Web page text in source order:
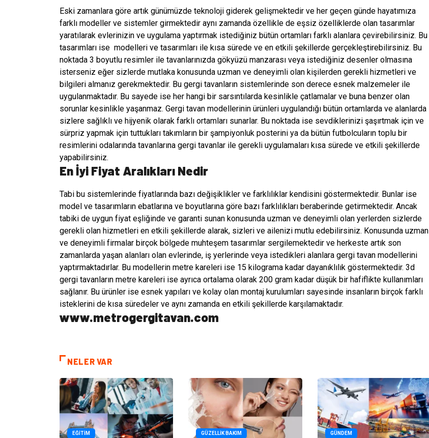
Eski zamanlara göre artık günümüzde teknoloji giderek gelişmektedir ve her geçen günde hayatımıza
farklı modeller ve sistemler girmektedir aynı zamanda özellikle de eşsiz özelliklerde olan tasarımlar
yaratılarak evlerinizin ve uygulama yaptırmak istediğiniz bütün ortamları farklı alanlara çevirebilirsiniz. Bu
tasarımları ise modelleri ve tasarımları ile kısa sürede ve en etkili şekillerde gerçekleştirebilirsiniz. Bu
noktada 3 boyutlu resimler ile tavanlarınızda gökyüzü manzarası veya istediğiniz desenler olmasına
isterseniz eğer sizlerde mutlaka konusunda uzman ve deneyimli olan kişilerden gerekli hizmetleri ve
bilgileri almanız gerekmektedir. Bu gergi tavanların sistemlerinde son derece esnek malzemeler ile
uygulanmaktadır. Bu sayede ise her hangi bir sarsıntılarda kesinlikle çatlamalar ve buna benzer olan
sorunlar kesinlikle yaşanmaz. Gergi tavan modellerinin ürünleri uygulandığı bütün ortamlarda ve alanlarda
sizlere sağlıklı ve hijyenik olarak farklı ortamları sunarlar. Bu noktada ise sevdiklerinizi şaşırtmak için ve
sürpriz yapmak için tuttukları takımların bir şampiyonluk posterini ya da bütün futbolcuların toplu bir
resimlerini odalarında tavanlarına gergi tavanlar ile gerekli uygulamaları kısa sürede ve etkili şekillerde
yapabilirsiniz.
En İyi Fiyat Aralıkları Nedir
Tabi bu sistemlerinde fiyatlarında bazı değişiklikler ve farklılıklar kendisini göstermektedir. Bunlar ise
model ve tasarımların ebatlarına ve boyutlarına göre bazı farklılıkları beraberinde getirmektedir. Ancak
tabiki de uygun fiyat eşliğinde ve garanti sunan konusunda uzman ve deneyimli olan yerlerden sizlerde
gerekli olan hizmetleri en etkili şekillerde alarak, sizleri ve ailenizi mutlu edebilirsiniz. Konusunda uzman
ve deneyimli firmalar birçok bölgede muhteşem tasarımlar sergilemektedir ve herkeste artık son
zamanlarda yaşan alanları olan evlerinde, iş yerlerinde veya istedikleri alanlara gergi tavan modellerini
yaptırmaktadırlar. Bu modellerin metre kareleri ise 15 kilograma kadar dayanıklılık göstermektedir. 3d
gergi tavanların metre kareleri ise ayrıca ortalama olarak 200 gram kadar düşük bir hafiflikte kullanımları
sağlanır. Bu ürünler ise esnek yapıları ve kolay olan montaj kurulumları sayesinde insanların birçok farklı
isteklerini de kısa süredeler ve aynı zamanda en etkili şekillerde karşılamaktadır.
www.metrogergitavan.com
NELER VAR
EĞITIM GÜZELLIK BAKIM GÜNDEM